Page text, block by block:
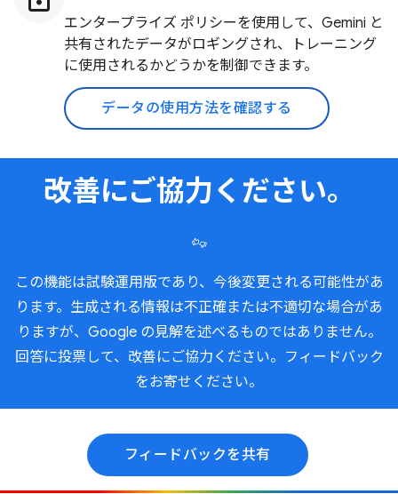
エンタープライズ ポリシーを使用して、Gemini と
共有されたデータがロギングされ、トレーニング
に使用されるかどうかを制御できます。
データの使用方法を確認する
改善にご協力ください。
この機能は試験運用版であり、今後変更される可能性があ
ります。生成される情報は不正確または不適切な場合があ
りますが、Google の見解を述べるものではありません。
回答に投票して、改善にご協力ください。フィードバック
をお寄せください。
フィードバックを共有